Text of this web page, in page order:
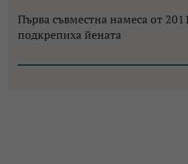
Първа съвместна намеса от
подкрепиха йената